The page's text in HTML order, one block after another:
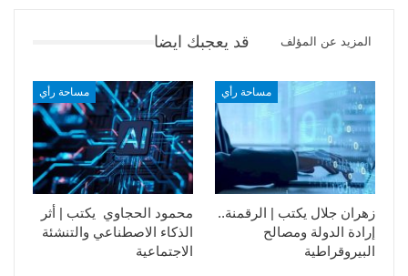
قد يعجبك ايضا المزيد عن المؤلف
مساحة رأي
محمود الحجاوي يكتب | أثر
الذكاء الاصطناعي والتنشئة
الاجتماعية
مساحة رأي
زهران جلال يكتب | الرقمنة..
إرادة الدولة ومصالح
البيروقراطية